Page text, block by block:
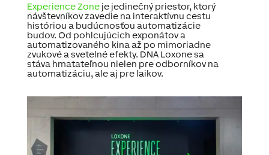
Experience Zoneje jedinečný priestor, ktorý
návštevníkov zavedie na interaktívnu cestu
históriou a budúcnosťou automatizácie
budov. Od pohlcujúcich exponátov a
automatizovaného kina až po mimoriadne
zvukové a svetelné efekty. DNA Loxone sa
stáva hmatateľnou nielen pre odborníkov na
automatizáciu, ale aj pre laikov.